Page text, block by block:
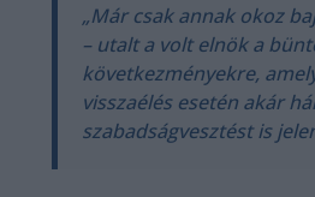
„Már csak annak okoz
– utalt a volt elnök a
következményekre,
visszaélés esetén akár
szabadságvesztést is